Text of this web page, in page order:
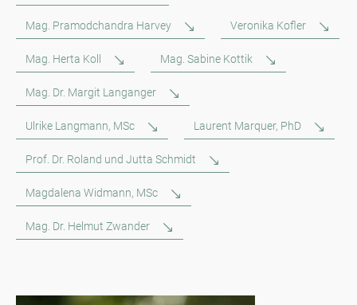
Mag. Pramodchandra Harvey Veronika Kofler
Mag. Herta Koll Mag. Sabine Kottik
Mag. Dr. Margit Langanger
Ulrike Langmann, MSc Laurent Marquer, PhD
Prof. Dr. Roland und Jutta Schmidt
Magdalena Widmann, MSc
Mag. Dr. Helmut Zwander